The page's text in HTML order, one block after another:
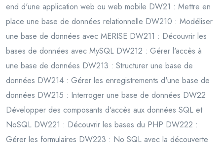
end d'une application web ou web mobile DW21 : Mettre en
place une base de données relationnelle DW210 : Modéliser
une base de données avec MERISE DW211 : Découvrir les
bases de données avec MySQL DW212 : Gérer l'accès à
une base de données DW213 : Structurer une base de
données DW214 : Gérer les enregistrements d'une base de
données DW215 : Interroger une base de données DW22
Développer des composants d'accès aux données SQL et
NoSQL DW221 : Découvrir les bases du PHP DW222 :
Gérer les formulaires DW223 : No SQL avec la découverte